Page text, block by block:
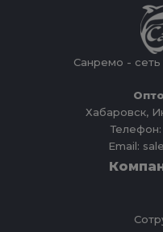
Санремо - сеть
Хабаровск,
Телефон:
Email: